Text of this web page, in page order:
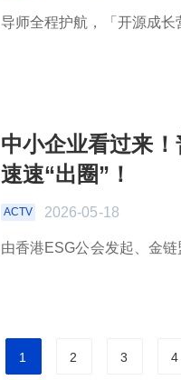
导师全程护航，「开源成长
中小企业看过来
速速“出圈”！
ACTV 2026-05-18
由香港ESG公会发起、金链
1 2 3 4